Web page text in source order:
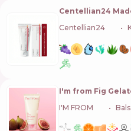
Centellian24
Centellian24
I'm from Fig
I'M FROM